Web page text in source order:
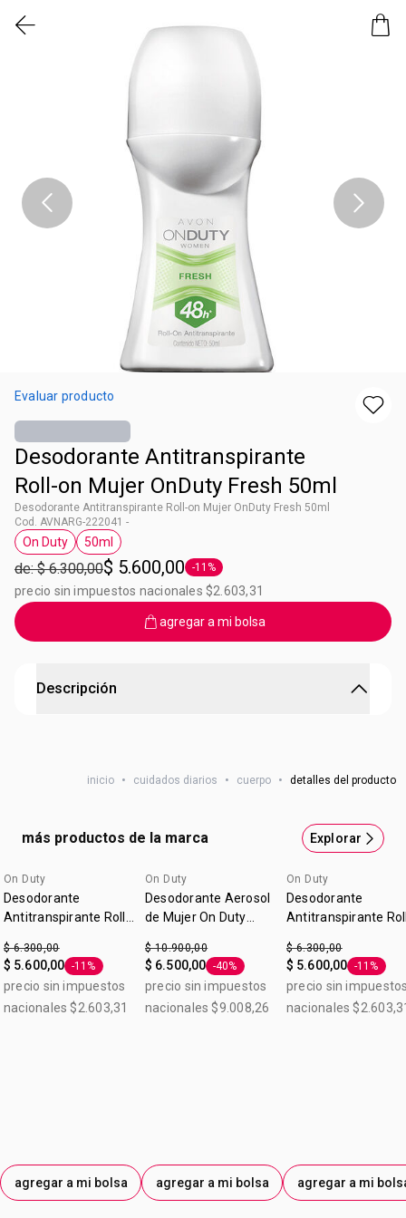
Evaluar producto
Desodorante Antitranspirante
Roll-on Mujer OnDuty Fresh 50ml
Desodorante Antitranspirante Roll-on Mujer OnDuty Fresh 50ml
Cod. AVNARG-222041 -
Etiqueta On Duty
On Duty
Etiqueta 50ml
50ml
de: $ 6.300,00$ 5.600,00 Etiqueta -11%
-11%
precio sin impuestos nacionales $2.603,31
agregar a mi bolsa
Descripción
antitranspirante roll-on reduce la apariencia de vello
inicio • cuidados diarios • cuerpo • detalles del producto
más productos de la marca Explorar
On Duty
Desodorante
Antitranspirante Roll-
Aclarador 50ml
$ 6.300,00
$ 5.600,00 Etiqueta -11%
-11%
precio sin impuestos
nacionales $2.603,31
agregar a mi bolsa
On Duty
Desodorante Aerosol
de Mujer On Duty
$ 10.900,00
$ 6.500,00 Etiqueta -40%
-40%
precio sin impuestos
nacionales $9.008,26
agregar a mi bolsa
On Duty
Desodorante
Antitranspirante
50ml
$ 6.300,00
$ 5.600,00 Etiqueta -
-11%
precio sin
nacionales
agregar a mi